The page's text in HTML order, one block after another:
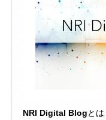
NRI Digital Blogとは